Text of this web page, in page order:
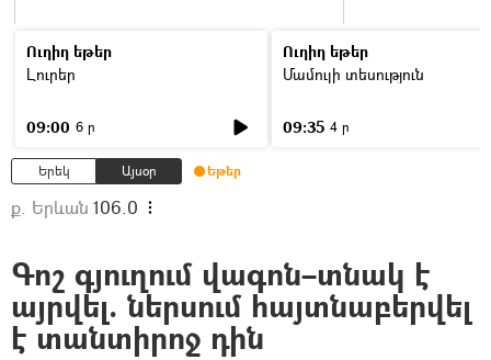
Ուղիղ եթեր
Լուրեր
09:00 6 ր
Ուղիղ եթեր
Մամուլի տեսություն
09:35 4 ր
Երեկ Այսօր Եթեր
ք. Երևան 106.0
Գոշ գյուղում վագոն–տնակ է
այրվել. ներսում հայտնաբերվել
է տանտիրոջ դին